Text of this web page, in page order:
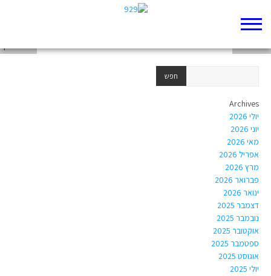
Archives
יולי 2026
יוני 2026
מאי 2026
אפריל 2026
מרץ 2026
פברואר 2026
ינואר 2026
דצמבר 2025
נובמבר 2025
אוקטובר 2025
ספטמבר 2025
אוגוסט 2025
יולי 2025